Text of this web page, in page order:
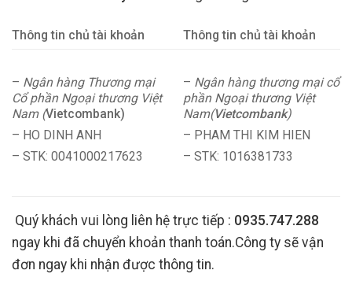
Thông tin chủ tài khoản Thông tin chủ tài khoản
– Ngân hàng Thương mại
Cổ phần Ngoại thương Việt
Nam (Vietcombank)
– HO DINH ANH
– STK: 0041000217623
– Ngân hàng thương mại cổ
phần Ngoại thương Việt
Nam(Vietcombank)
– PHAM THI KIM HIEN
– STK: 1016381733
Quý khách vui lòng liên hệ trực tiếp : 0935.747.288
ngay khi đã chuyển khoản thanh toán.Công ty sẽ vận
đơn ngay khi nhận được thông tin.